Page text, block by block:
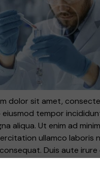
dolor sit amet,
eiusmod tempor
aliqua. Ut enim ad
ullamco laboris
Duis aute irure